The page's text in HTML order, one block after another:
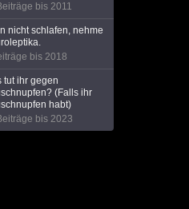
bis 2011
nicht schlafen, nehme
bis 2018
tut ihr gegen
(Falls ihr
habt)
bis 2023